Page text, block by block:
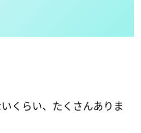
くらい、たくさんありま